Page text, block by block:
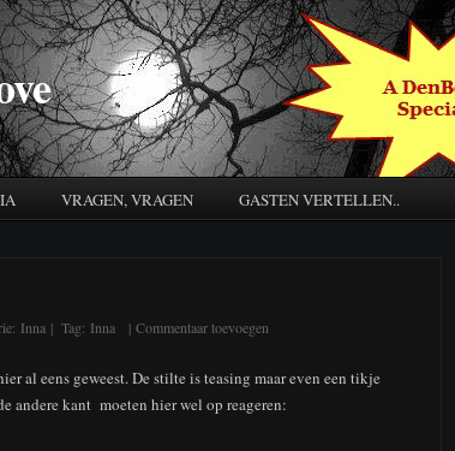
VRAGEN, VRAGEN GASTEN VERTELLEN..
Inna | Tag: Inna | Commentaar toevoegen
al eens geweest. De stilte is teasing maar even een tikje
andere kant moeten hier wel op reageren: